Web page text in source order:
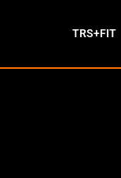
TRS+FIT